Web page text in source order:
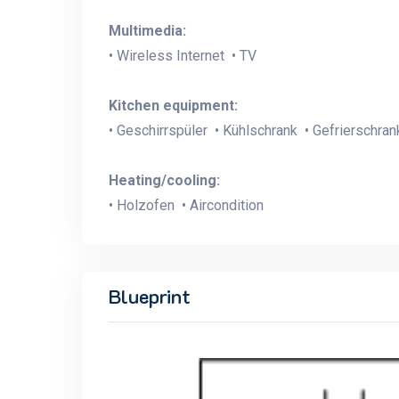
Multimedia:
• Wireless Internet • TV
Kitchen equipment:
• Geschirrspüler • Kühlschrank •
Heating/cooling:
• Holzofen • Aircondition
Blueprint